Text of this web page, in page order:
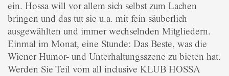
ein. Hossa will vor allem sich selbst zum Lachen
bringen und das tut sie u.a. mit fein säuberlich
ausgewählten und immer wechselnden Mitgliedern.
Einmal im Monat, eine Stunde: Das Beste, was die
Wiener Humor- und Unterhaltungsszene zu bieten hat.
Werden Sie Teil vom all inclusive KLUB HOSSA